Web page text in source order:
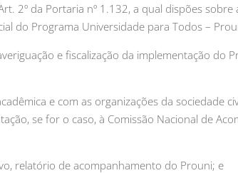
2º da Portaria nº 1.132, a qual dispões
do Programa Universidade para Todos –
e fiscalização da implementação do
e com as organizações da sociedade
se for o caso, à Comissão Nacional de
relatório de acompanhamento do Prouni; e